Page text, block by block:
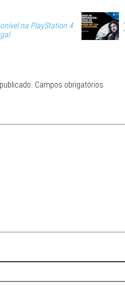
na PlayStation 4
Campos obrigatórios